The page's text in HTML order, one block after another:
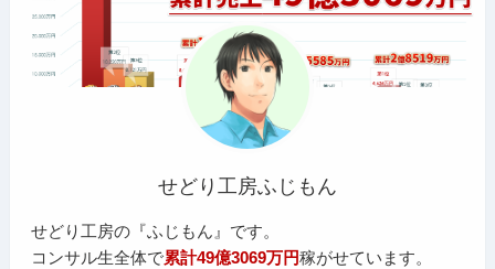
せどり工房ふじもん
せどり工房の『ふじもん』です。
コンサル生全体で累計49億3069万円稼がせています。